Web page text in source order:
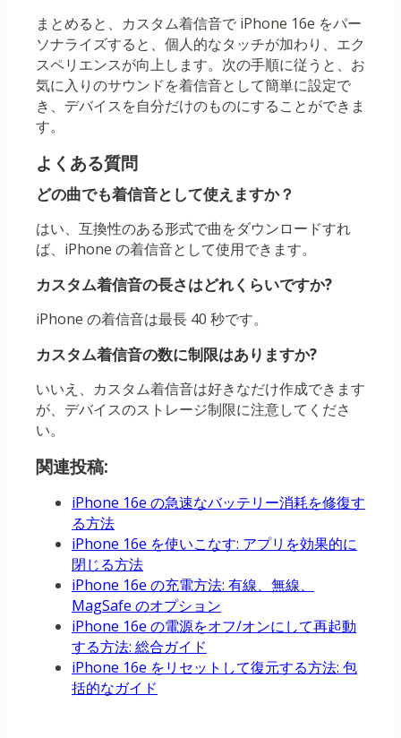
まとめると、カスタム着信音で iPhone 16e をパー
ソナライズすると、個人的なタッチが加わり、エク
スペリエンスが向上します。次の手順に従うと、お
気に入りのサウンドを着信音として簡単に設定で
き、デバイスを自分だけのものにすることができま
す。
よくある質問
どの曲でも着信音として使えますか？
はい、互換性のある形式で曲をダウンロードすれ
ば、iPhone の着信音として使用できます。
カスタム着信音の長さはどれくらいですか?
iPhone の着信音は最長 40 秒です。
カスタム着信音の数に制限はありますか?
いいえ、カスタム着信音は好きなだけ作成できます
が、デバイスのストレージ制限に注意してくださ
い。
関連投稿:
iPhone 16e の急速なバッテリー消耗を修復す
る方法
iPhone 16e を使いこなす: アプリを効果的に
閉じる方法
iPhone 16e の充電方法: 有線、無線、
MagSafe のオプション
iPhone 16e の電源をオフ/オンにして再起動
する方法: 総合ガイド
iPhone 16e をリセットして復元する方法: 包
括的なガイド